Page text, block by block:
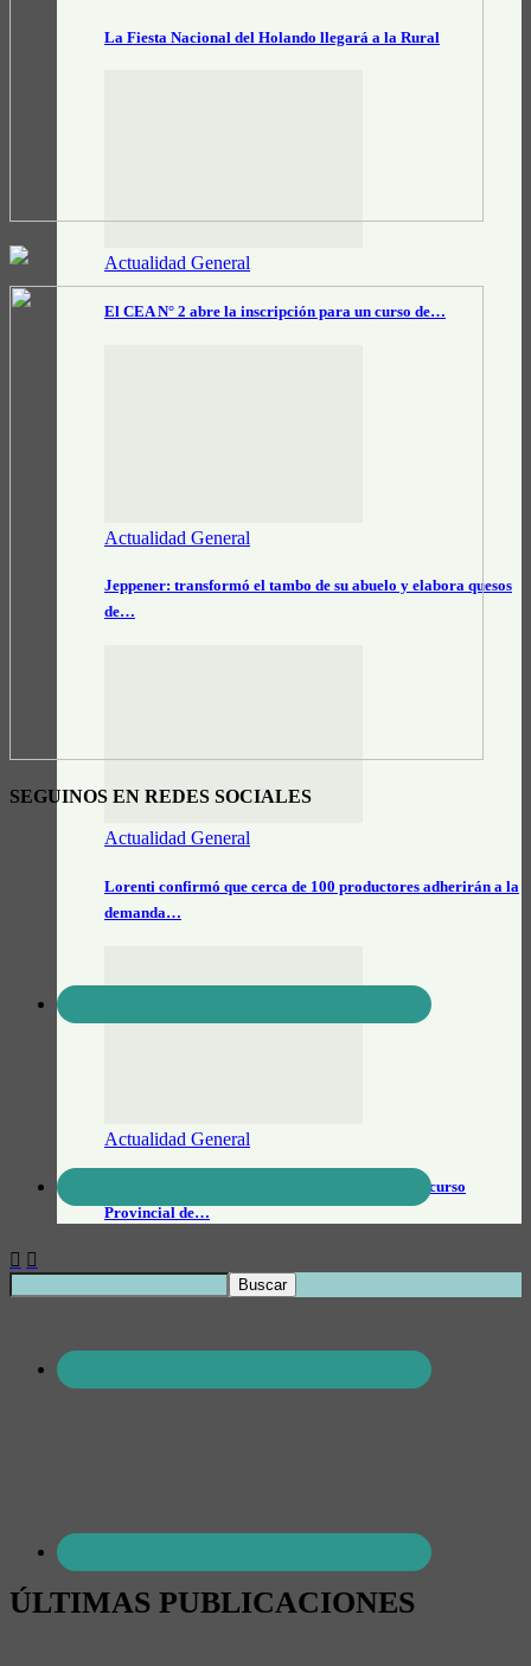
La Fiesta Nacional del Holando llegará a la Rural
Actualidad General
El CEA N° 2 abre la inscripción para un curso de…
Actualidad General
Jeppener: transformó el tambo de su abuelo y elabora quesos
de…
Actualidad General
Lorenti confirmó que cerca de 100 productores adherirán a la
demanda…
Actualidad General
Empresa local obtuvo el primer puesto en el Concurso
Provincial de…
SEGUINOS EN REDES SOCIALES
ÚLTIMAS PUBLICACIONES